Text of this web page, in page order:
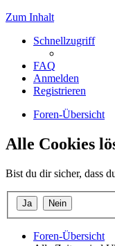
Zum Inhalt
Schnellzugriff
FAQ
Anmelden
Registrieren
Foren-Übersicht
Alle Cookies
Bist du dir sicher, dass
Foren-Übersicht